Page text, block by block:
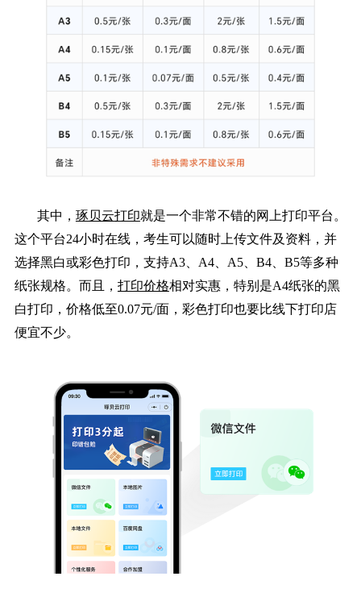
其中， 琢贝云打印就是一个非常不错的网上打印平台。
这个平台24小时在线，考生可以随时上传文件及资料，并
选择黑白或彩色打印，支持A3、A4、A5、B4、B5等多种
纸张规格。而且， 打印价格相对实惠，特别是A4纸张的黑
白打印，价格低至0.07元/面，彩色打印也要比线下打印店
便宜不少。